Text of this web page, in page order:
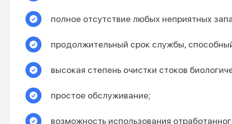
полное отсутствие любых неприятных
продолжительный срок службы,
высокая степень очистки стоков
простое обслуживание;
возможность использования